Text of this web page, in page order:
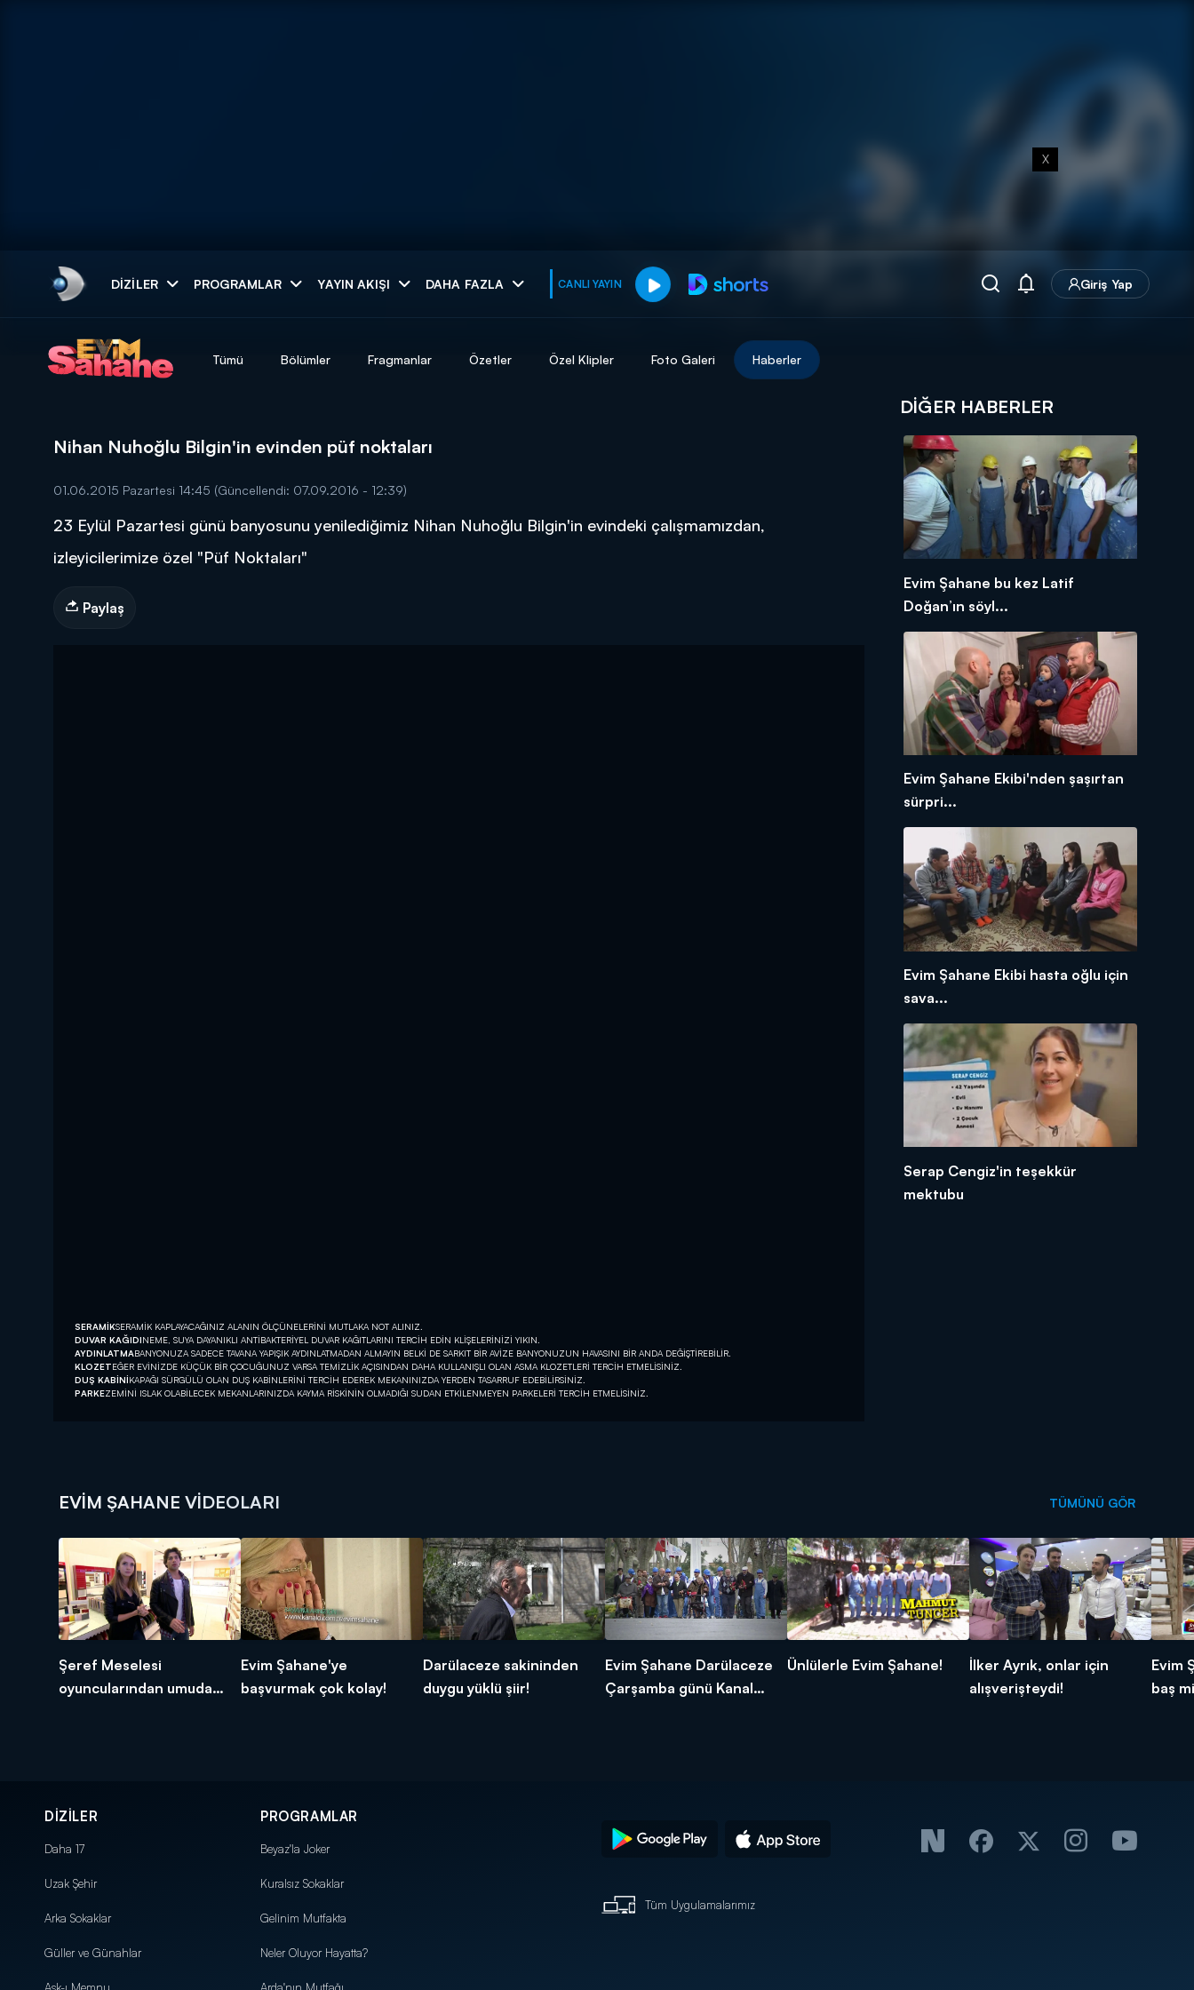
X
DIZILER PROGRAMLAR YAYIN AKIŞI DAHA FAZLA CANLI YAYIN Giriş Yap
muhteşem ikili
DİĞER SONUÇLAR
Tümü Bölümler Fragmanlar Özetler Özel Klipler Foto Galeri Haberler
Nihan Nuhoğlu Bilgin'in evinden püf noktaları
01.06.2015 Pazartesi 14:45 (Güncellendi: 07.09.2016 - 12:39)
23 Eylül Pazartesi günü banyosunu yenilediğimiz Nihan Nuhoğlu Bilgin'in evindeki çalışmamızdan,
izleyicilerimize özel "Püf Noktaları"
Paylaş
SERAMİKSERAMİK KAPLAYACAĞINIZ ALANIN ÖLÇÜNELERİNİ MUTLAKA NOT ALINIZ.
DUVAR KAĞIDINEME, SUYA DAYANIKLI ANTİBAKTERİYEL DUVAR KAĞITLARINI TERCİH EDİN KLİŞELERİNİZİ YIKIN.
AYDINLATMABANYONUZA SADECE TAVANA YAPIŞIK AYDINLATMADAN ALMAYIN BELKİ DE SARKIT BİR AVİZE BANYONUZUN HAVASINI BİR ANDA DEĞİŞTİREBİLİR.
KLOZETEĞER EVİNİZDE KÜÇÜK BİR ÇOCUĞUNUZ VARSA TEMİZLİK AÇISINDAN DAHA KULLANIŞLI OLAN ASMA KLOZETLERİ TERCİH ETMELİSİNİZ.
DUŞ KABİNİKAPAĞI SÜRGÜLÜ OLAN DUŞ KABİNLERİNİ TERCİH EDEREK MEKANINIZDA YERDEN TASARRUF EDEBİLİRSİNİZ.
PARKEZEMİNİ ISLAK OLABİLECEK MEKANLARINIZDA KAYMA RİSKİNİN OLMADIĞI SUDAN ETKİLENMEYEN PARKELERİ TERCİH ETMELİSİNİZ.
DIĞER HABERLER
Evim Şahane bu kez Latif
Doğan’ın söyl...
Evim Şahane Ekibi'nden şaşırtan
sürpri...
Evim Şahane Ekibi hasta oğlu için
sava...
Serap Cengiz'in teşekkür
mektubu
EVIM ŞAHANE VIDEOLARI TÜMÜNÜ GÖR
Şeref Meselesi
oyuncularından umuda
Evim Şahane'ye
başvurmak çok kolay!
Darülaceze sakininden
duygu yüklü şiir!
Evim Şahane Darülaceze
Çarşamba günü Kanal
Ünlülerle Evim Şahane!
İlker Ayrık, onlar için
alışverişteydi!
Evim
baş
DİZİLER
Daha 17
Uzak Şehir
Arka Sokaklar
Güller ve Günahlar
PROGRAMLAR
Beyaz'la Joker
Kuralsız Sokaklar
Gelinim Mutfakta
Neler Oluyor Hayatta?
Tüm Uygulamalarımız